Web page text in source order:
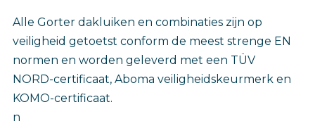
Alle Gorter dakluiken en combinaties zijn op
veiligheid getoetst conform de meest strenge EN
normen en worden geleverd met een TÜV
NORD-certificaat, Aboma veiligheidskeurmerk en
KOMO-certificaat.
n